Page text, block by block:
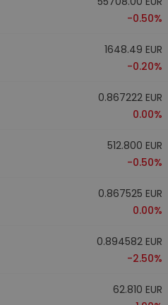
-0.50%
1648.49 EUR
-0.20%
0.867222 EUR
0.00%
512.800 EUR
-0.50%
0.867525 EUR
0.00%
0.894582 EUR
-2.50%
62.810 EUR